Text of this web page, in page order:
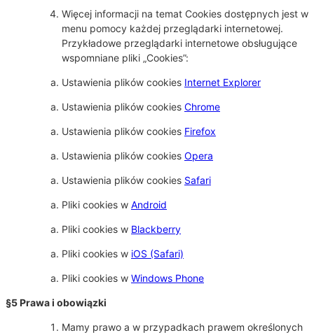
Więcej informacji na temat Cookies dostępnych jest w
menu pomocy każdej przeglądarki internetowej.
Przykładowe przeglądarki internetowe obsługujące
wspomniane pliki „Cookies”:
Ustawienia plików cookies Internet Explorer
Ustawienia plików cookies Chrome
Ustawienia plików cookies Firefox
Ustawienia plików cookies Opera
Ustawienia plików cookies Safari
Pliki cookies w Android
Pliki cookies w Blackberry
Pliki cookies w iOS (Safari)
Pliki cookies w Windows Phone
§5 Prawa i obowiązki
Mamy prawo a w przypadkach prawem określonych